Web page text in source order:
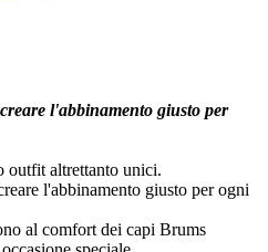
l'abbinamento giusto per
outfit altrettanto unici.
l'abbinamento giusto per ogni
al comfort dei capi Brums